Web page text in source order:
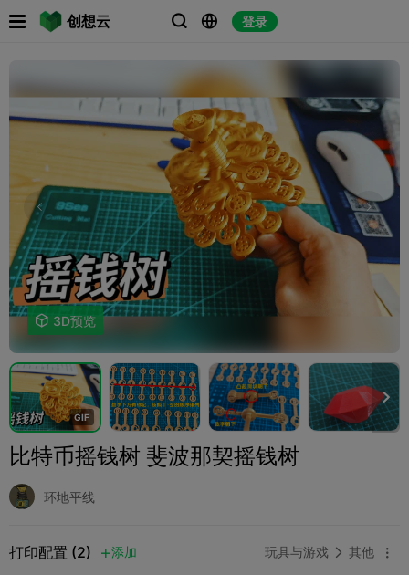
创想云   登录
 
 3D预览
GIF

比特币摇钱树 斐波那契摇钱树
环地平线
打印配置 (2) 添加 玩具与游戏  其他 